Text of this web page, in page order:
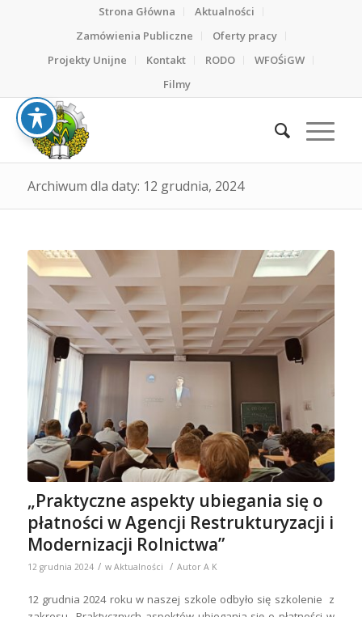
Strona Główna
Aktualności
Zamówienia Publiczne
Oferty pracy
Projekty Unijne
Kontakt RODO
WFOŚiGW
Filmy
Archiwum dla daty: 12 grudnia, 2024
„Praktyczne aspekty ubiegania się o
płatności w Agencji Restrukturyzacji i
Modernizacji Rolnictwa”
12 grudnia 2024 / w Aktualności / Autor A K
12 grudnia 2024 roku w naszej szkole odbyło się szkolenie z